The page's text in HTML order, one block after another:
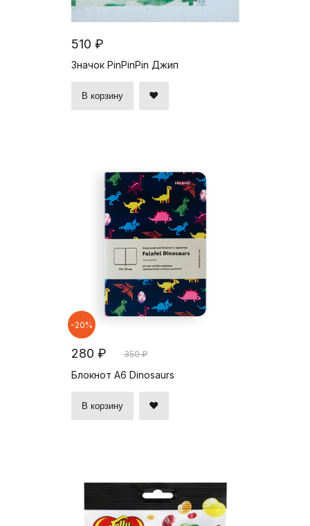
510 ₽
Значок PinPinPin Джип
В корзину
-20%
280 ₽ 350 ₽
Блокнот А6 Dinosaurs
В корзину